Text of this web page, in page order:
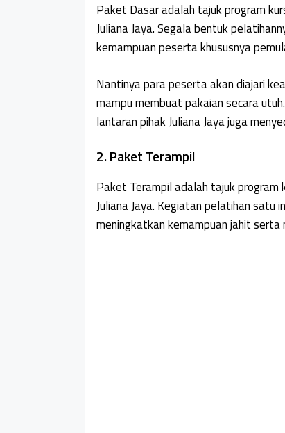
Paket Dasar adalah tajuk program
Juliana Jaya. Segala bentuk
kemampuan peserta khususnya
Nantinya para peserta akan diajari
mampu membuat pakaian secara
lantaran pihak Juliana Jaya juga
2. Paket Terampil
Paket Terampil adalah tajuk program
Juliana Jaya. Kegiatan pelatihan satu
meningkatkan kemampuan jahit